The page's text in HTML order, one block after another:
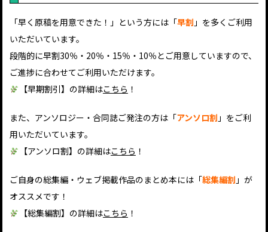
「早く原稿を用意できた！」という方には「早割 」を多くご利用
いただいています。
段階的に早割30％・20％・15％・10％とご用意していますので、
ご進捗に合わせてご利用いただけます。
【早期割引】の詳細はこちら ！
また、アンソロジー・合同誌ご発注の方は「アンソロ割 」をご利
用いただいています。
【アンソロ割】の詳細はこちら ！
ご自身の総集編・ウェブ掲載作品のまとめ本には「総集編割 」が
オススメです！
【総集編割】の詳細はこちら ！